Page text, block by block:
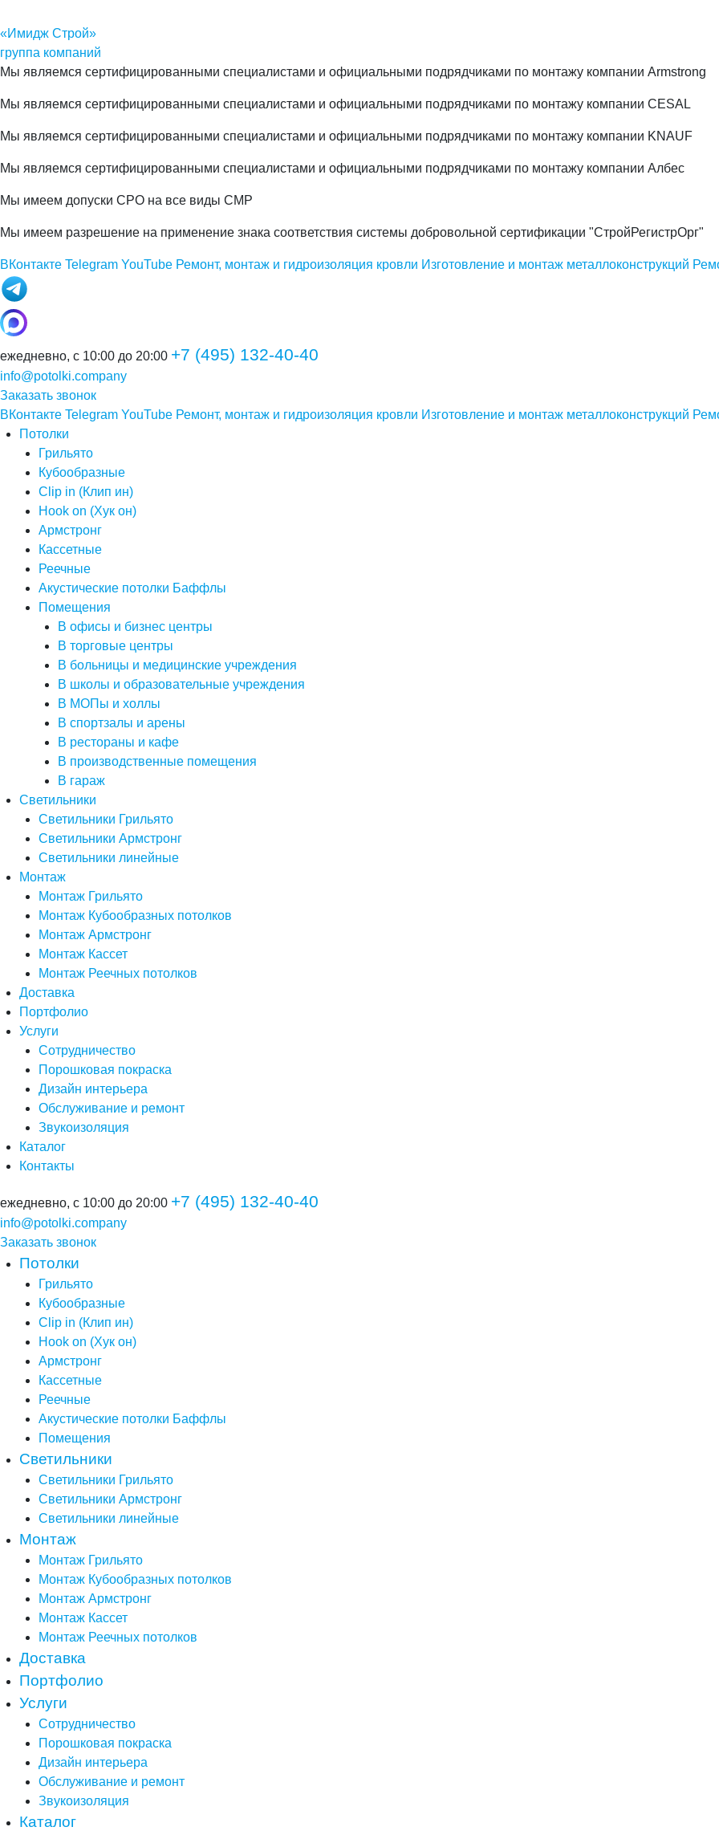
«Имидж Строй»
группа компаний
Мы являемся сертифицированными специалистами и официальными подрядчиками по монтажу компании Armstrong
Мы являемся сертифицированными специалистами и официальными подрядчиками по монтажу компании CESAL
Мы являемся сертифицированными специалистами и официальными подрядчиками по монтажу компании KNAUF
Мы являемся сертифицированными специалистами и официальными подрядчиками по монтажу компании Албес
Мы имеем допуски СРО на все виды СМР
Мы имеем разрешение на применение знака соответствия системы добровольной сертификации "СтройРегистрОрг"
ВКонтакте Telegram YouTube Ремонт, монтаж и гидроизоляция кровли Изготовление и монтаж металлоконструкций
ежедневно, с 10:00 до 20:00 +7 (495) 132-40-40
info@potolki.company
Заказать звонок
ВКонтакте Telegram YouTube Ремонт, монтаж и гидроизоляция кровли Изготовление и монтаж металлоконструкций
Потолки
Грильято
Кубообразные
Clip in (Клип ин)
Hook on (Хук он)
Армстронг
Кассетные
Реечные
Акустические потолки Баффлы
Помещения
В офисы и бизнес центры
В торговые центры
В больницы и медицинские учреждения
В школы и образовательные учреждения
В МОПы и холлы
В спортзалы и арены
В рестораны и кафе
В производственные помещения
В гараж
Светильники
Светильники Грильято
Светильники Армстронг
Светильники линейные
Монтаж
Монтаж Грильято
Монтаж Кубообразных потолков
Монтаж Армстронг
Монтаж Кассет
Монтаж Реечных потолков
Доставка
Портфолио
Услуги
Сотрудничество
Порошковая покраска
Дизайн интерьера
Обслуживание и ремонт
Звукоизоляция
Каталог
Контакты
ежедневно, с 10:00 до 20:00 +7 (495) 132-40-40
info@potolki.company
Заказать звонок
Потолки
Грильято
Кубообразные
Clip in (Клип ин)
Hook on (Хук он)
Армстронг
Кассетные
Реечные
Акустические потолки Баффлы
Помещения
Светильники
Светильники Грильято
Светильники Армстронг
Светильники линейные
Монтаж
Монтаж Грильято
Монтаж Кубообразных потолков
Монтаж Армстронг
Монтаж Кассет
Монтаж Реечных потолков
Доставка
Портфолио
Услуги
Сотрудничество
Порошковая покраска
Дизайн интерьера
Обслуживание и ремонт
Звукоизоляция
Каталог